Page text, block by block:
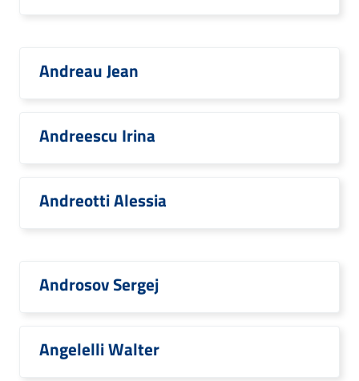
Andreau Jean
Andreescu Irina
Andreotti Alessia
Androsov Sergej
Angelelli Walter